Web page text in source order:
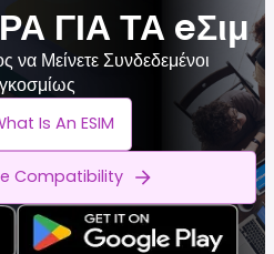
ΓΙΑ ΤΑ eΣιμ
Μείνετε Συνδεδεμένοι
Is An ESIM
Compatibility